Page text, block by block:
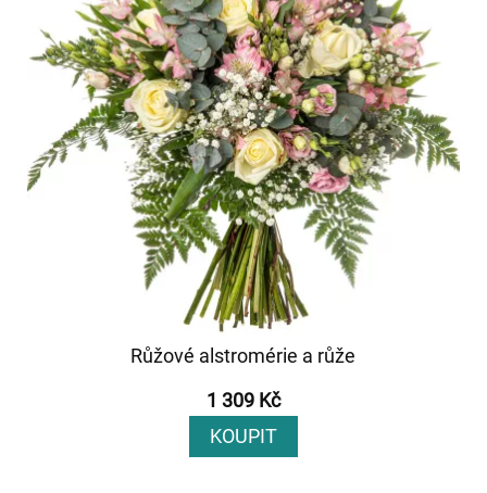
Růžové alstromérie a růže
1 309 Kč
KOUPIT